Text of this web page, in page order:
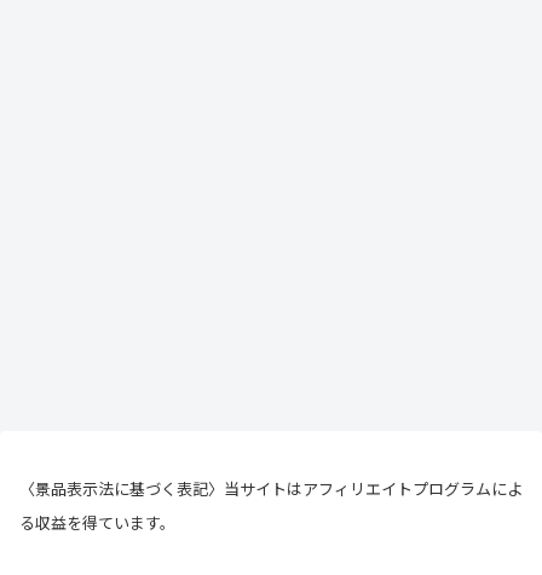
〈景品表示法に基づく表記〉当サイトはアフィリエイトプログラムによ
る収益を得ています。